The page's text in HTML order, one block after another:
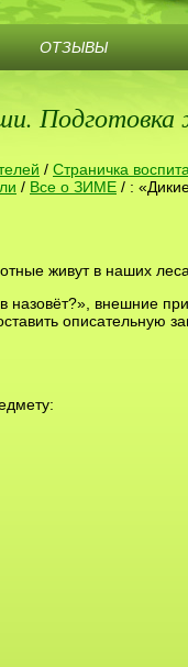
Подготовка
/ Страничка
/ Все о ЗИМЕ / :
живут в наших
назовёт?», внешние
описательную
ОТЗЫВЫ